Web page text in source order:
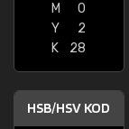
M
0
Y
2
K
28
HSB/HSV KOD